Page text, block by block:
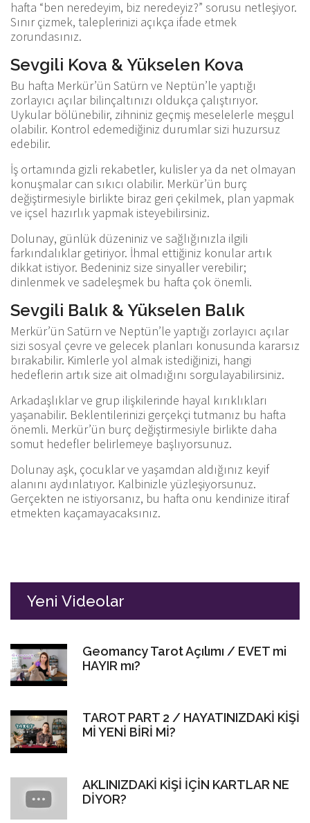
hafta “ben neredeyim, biz neredeyiz?” sorusu netleşiyor.
Sınır çizmek, taleplerinizi açıkça ifade etmek
zorundasınız.
Sevgili Kova & Yükselen Kova
Bu hafta Merkür’ün Satürn ve Neptün’le yaptığı
zorlayıcı açılar bilinçaltınızı oldukça çalıştırıyor.
Uykular bölünebilir, zihniniz geçmiş meselelerle meşgul
olabilir. Kontrol edemediğiniz durumlar sizi huzursuz
edebilir.
İş ortamında gizli rekabetler, kulisler ya da net olmayan
konuşmalar can sıkıcı olabilir. Merkür’ün burç
değiştirmesiyle birlikte biraz geri çekilmek, plan yapmak
ve içsel hazırlık yapmak isteyebilirsiniz.
Dolunay, günlük düzeniniz ve sağlığınızla ilgili
farkındalıklar getiriyor. İhmal ettiğiniz konular artık
dikkat istiyor. Bedeniniz size sinyaller verebilir;
dinlenmek ve sadeleşmek bu hafta çok önemli.
Sevgili Balık & Yükselen Balık
Merkür’ün Satürn ve Neptün’le yaptığı zorlayıcı açılar
sizi sosyal çevre ve gelecek planları konusunda kararsız
bırakabilir. Kimlerle yol almak istediğinizi, hangi
hedeflerin artık size ait olmadığını sorgulayabilirsiniz.
Arkadaşlıklar ve grup ilişkilerinde hayal kırıklıkları
yaşanabilir. Beklentilerinizi gerçekçi tutmanız bu hafta
önemli. Merkür’ün burç değiştirmesiyle birlikte daha
somut hedefler belirlemeye başlıyorsunuz.
Dolunay aşk, çocuklar ve yaşamdan aldığınız keyif
alanını aydınlatıyor. Kalbinizle yüzleşiyorsunuz.
Gerçekten ne istiyorsanız, bu hafta onu kendinize itiraf
etmekten kaçamayacaksınız.
Yeni Videolar
Geomancy Tarot Açılımı / EVET mi
HAYIR mı?
TAROT PART 2 / HAYATINIZDAKİ KİŞİ
Mİ YENİ BİRİ Mİ?
AKLINIZDAKİ KİŞİ İÇİN KARTLAR NE
DİYOR?